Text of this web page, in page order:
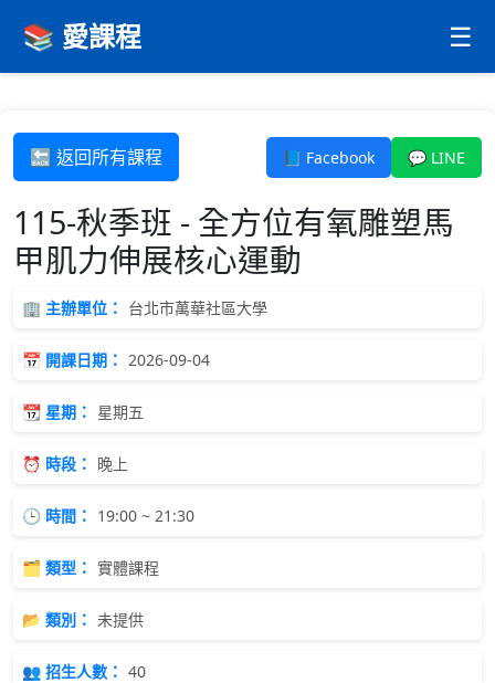
📚 愛課程 ☰
🔙 返回所有課程 📘 Facebook 💬 LINE
115-秋季班 - 全方位有氧雕塑馬
甲肌力伸展核心運動
🏢 主辦單位： 台北市萬華社區大學
📅 開課日期： 2026-09-04
📆 星期： 星期五
⏰ 時段： 晚上
🕒 時間： 19:00 ~ 21:30
🗂 類型： 實體課程
📂 類別： 未提供
👥 招生人數： 40